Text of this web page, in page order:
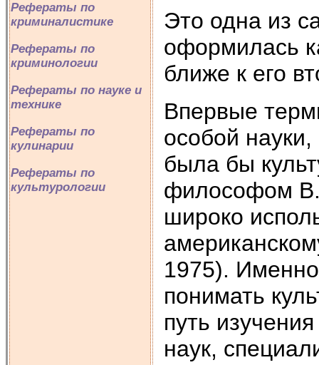
Рефераты по
криминалистике
Рефераты по
криминологии
Рефераты по науке и
технике
Рефераты по
кулинарии
Рефераты по
культурологии
Это одна из
оформилась
ближе к его
Впервые
особой
была бы
философом В.
широко
1975).
понимать
путь
наук,